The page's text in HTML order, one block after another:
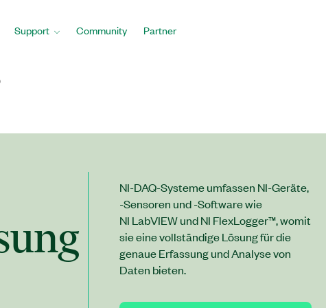
Support Community Partner
NI-DAQ-Systeme umfassen NI-Geräte,
-Sensoren und -Software wie
NI LabVIEW und NI FlexLogger™, womit
sie eine vollständige Lösung für die
genaue Erfassung und Analyse von
Daten bieten.